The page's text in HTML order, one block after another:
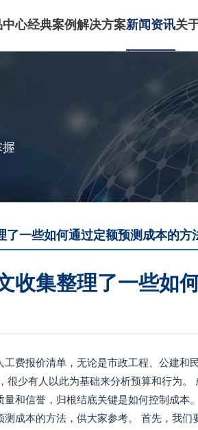
中心经典案例解决方案新闻资讯关
了一些如何通过定额预测成本的方
收集整理了一些如
工费报价清单，无论是市政工程、公建
很少有人以此为基础来分析预算和行为
量和信誉，归根结底关键是如何控制成
测成本的方法，供大家参考。 首先，我们